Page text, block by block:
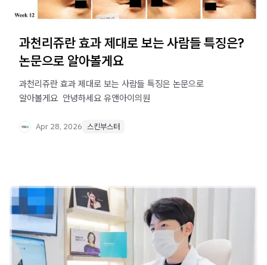
과천리쥬란 효과 제대로 보는 사람들 특징은?
논문으로 알아볼게요
과천리쥬란 효과 제대로 보는 사람들 특징은 논문으로
알아볼게요 ​ 안녕하세요 유앤아이의원
Apr 28, 2026 스킨부스터